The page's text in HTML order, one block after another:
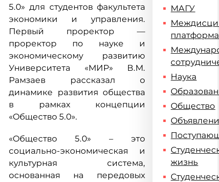
5.0» для студентов факультета
экономики и управления.
Первый проректор —
проректор по науке и
экономическому развитию
Университета «МИР» В.М.
Рамзаев рассказал о
динамике развития общества
в рамках концепции
«Общество 5.0».
«Общество 5.0» – это
социально-экономическая и
культурная система,
основанная на передовых
МАГУ
платформа
Наука
Общество
жизнь